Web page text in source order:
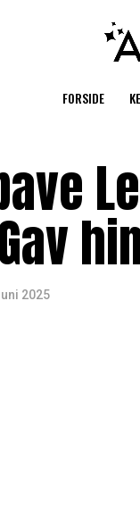
FORSIDE
2025